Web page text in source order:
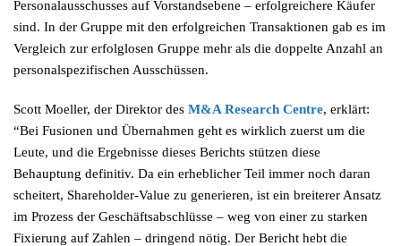
Personalausschusses auf Vorstandsebene – erfolgreichere Käufer
sind. In der Gruppe mit den erfolgreichen Transaktionen gab es im
Vergleich zur erfolglosen Gruppe mehr als die doppelte Anzahl an
personalspezifischen Ausschüssen.
Scott Moeller, der Direktor des M&A Research Centre, erklärt:
“Bei Fusionen und Übernahmen geht es wirklich zuerst um die
Leute, und die Ergebnisse dieses Berichts stützen diese
Behauptung definitiv. Da ein erheblicher Teil immer noch daran
scheitert, Shareholder-Value zu generieren, ist ein breiterer Ansatz
im Prozess der Geschäftsabschlüsse – weg von einer zu starken
Fixierung auf Zahlen – dringend nötig. Der Bericht hebt die